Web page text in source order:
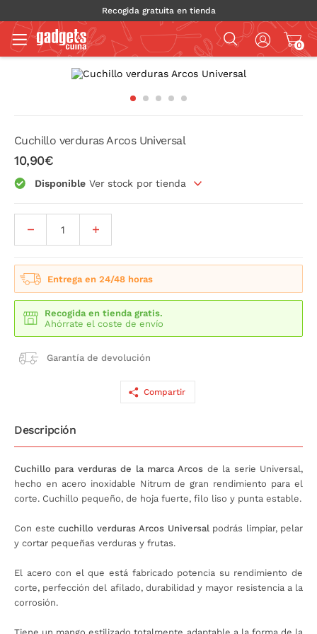
Recogida gratuita en tienda
0
Cuchillo verduras Arcos Universal
10,90€
Disponible Ver stock por tienda
Entrega en 24/48 horas
Recogida en tienda gratis.
Ahórrate el coste de envío
Garantía de devolución
Compartir
Descripción
Cuchillo para verduras de la marca Arcos de la serie Universal,
hecho en acero inoxidable Nitrum de gran rendimiento para el
corte. Cuchillo pequeño, de hoja fuerte, filo liso y punta estable.
Con este cuchillo verduras Arcos Universalpodrás limpiar, pelar
y cortar pequeñas verduras y frutas.
El acero con el que está fabricado potencia su rendimiento de
corte, perfección del afilado, durabilidad y mayor resistencia a la
corrosión.